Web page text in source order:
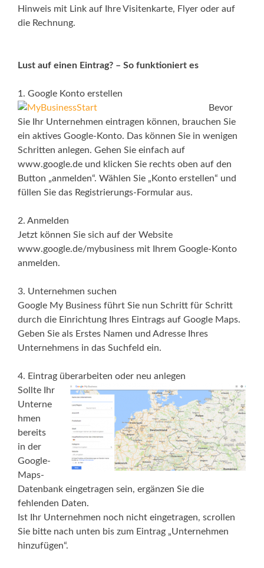
Hinweis mit Link auf Ihre Visitenkarte, Flyer oder auf
die Rechnung.
Lust auf einen Eintrag? – So funktioniert es
1. Google Konto erstellen
Bevor
Sie Ihr Unternehmen eintragen können, brauchen Sie
ein aktives Google-Konto. Das können Sie in wenigen
Schritten anlegen. Gehen Sie einfach auf
www.google.de und klicken Sie rechts oben auf den
Button „anmelden“. Wählen Sie „Konto erstellen“ und
füllen Sie das Registrierungs-Formular aus.
2. Anmelden
Jetzt können Sie sich auf der Website
www.google.de/mybusiness mit Ihrem Google-Konto
anmelden.
3. Unternehmen suchen
Google My Business führt Sie nun Schritt für Schritt
durch die Einrichtung Ihres Eintrags auf Google Maps.
Geben Sie als Erstes Namen und Adresse Ihres
Unternehmens in das Suchfeld ein.
4. Eintrag überarbeiten oder neu anlegen
Sollte Ihr
Unterne
hmen
bereits
in der
Google-
Maps-
Datenbank eingetragen sein, ergänzen Sie die
fehlenden Daten.
Ist Ihr Unternehmen noch nicht eingetragen, scrollen
Sie bitte nach unten bis zum Eintrag „Unternehmen
hinzufügen“.